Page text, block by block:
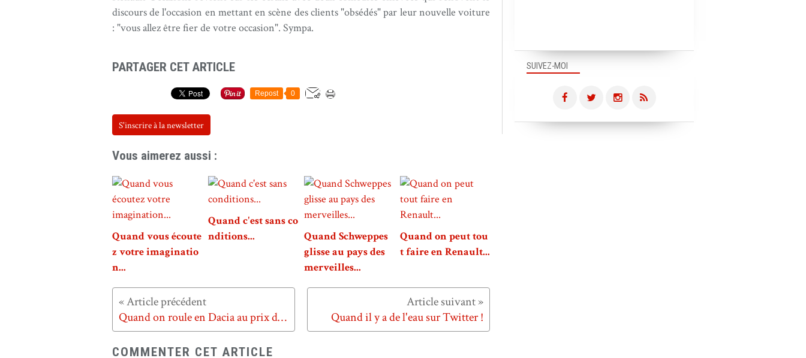
discours de l'occasion en mettant en scène des clients "obsédés" par leur nouvelle voiture
: "vous allez être fier de votre occasion". Sympa.
PARTAGER CET ARTICLE
Repost 0
S'inscrire à la newsletter
Vous aimerez aussi :
Quand vous écoute
z votre imaginatio
n...
Quand c'est sans co
nditions...
Quand Schweppes
glisse au pays des
merveilles...
Quand on peut tou
t faire en Renault...
Quand on roule en Dacia au prix d'un éclair... Quand il y a de l'eau sur Twitter !
COMMENTER CET ARTICLE
SUIVEZ-MOI